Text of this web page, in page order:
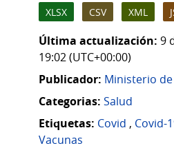
XLSX CSV XML
Última actualización: 9
19:02 (UTC+00:00)
Publicador: Ministerio
Categorias: Salud
Etiquetas: Covid , Covid-
Vacunas